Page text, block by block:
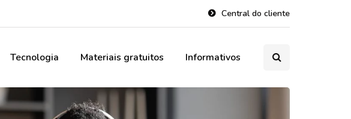
Central do cliente
Tecnologia Materiais gratuitos Informativos